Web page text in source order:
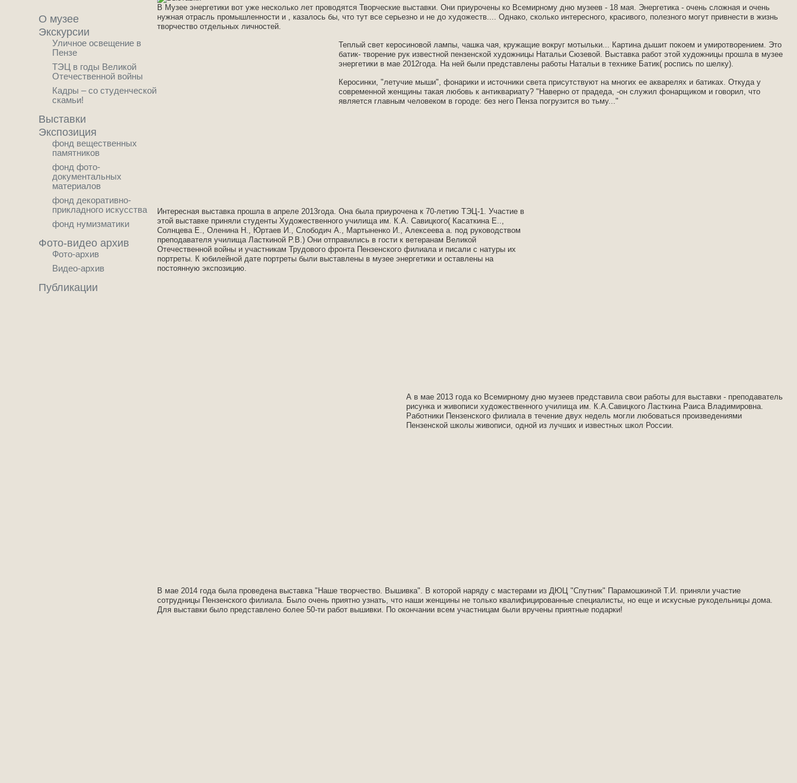
В Музее энергетики вот уже несколько лет проводятся Творческие выставки. Они приурочены ко Всемирному дню музеев - 18 мая. Энергетика - очень сложная и очень
нужная отрасль промышленности и , казалось бы, что тут все серьезно и не до художеств.... Однако, сколько интересного, красивого, полезного могут привнести в жизнь
творчество отдельных личностей.
Теплый свет керосиновой лампы, чашка чая, кружащие вокруг мотыльки... Картина дышит покоем и умиротворением. Это
батик- творение рук известной пензенской художницы Натальи Сюзевой. Выставка работ этой художницы прошла в музее
энергетики в мае 2012года. На ней были представлены работы Натальи в технике Батик( роспись по шелку).
Керосинки, "летучие мыши", фонарики и источники света присутствуют на многих ее акварелях и батиках. Откуда у
современной женщины такая любовь к антиквариату? "Наверно от прадеда, -он служил фонарщиком и говорил, что
является главным человеком в городе: без него Пенза погрузится во тьму..."
Интересная выставка прошла в апреле 2013года. Она была приурочена к 70-летию ТЭЦ-1. Участие в
этой выставке приняли студенты Художественного училища им. К.А. Савицкого( Касаткина Е..,
Солнцева Е., Оленина Н., Юртаев И., Слободич А., Мартыненко И., Алексеева а. под руководством
преподавателя училища Ласткиной Р.В.) Они отправились в гости к ветеранам Великой
Отечественной войны и участникам Трудового фронта Пензенского филиала и писали с натуры их
портреты. К юбилейной дате портреты были выставлены в музее энергетики и оставлены на
постоянную экспозицию.
А в мае 2013 года ко Всемирному дню музеев представила свои работы для выставки - преподаватель
рисунка и живописи художественного училища им. К.А.Савицкого Ласткина Раиса Владимировна.
Работники Пензенского филиала в течение двух недель могли любоваться произведениями
Пензенской школы живописи, одной из лучших и известных школ России.
В мае 2014 года была проведена выставка "Наше творчество. Вышивка". В которой наряду с мастерами из ДЮЦ "Спутник" Парамошкиной Т.И. приняли участие
сотрудницы Пензенского филиала. Было очень приятно узнать, что наши женщины не только квалифицированные специалисты, но еще и искусные рукодельницы дома.
Для выставки было представлено более 50-ти работ вышивки. По окончании всем участницам были вручены приятные подарки!
О музее
Экскурсии
Уличное освещение в
Пензе
ТЭЦ в годы Великой
Отечественной войны
Кадры – со студенческой
скамьи!
Выставки
Экспозиция
фонд вещественных
памятников
фонд фото-
документальных
материалов
фонд декоративно-
прикладного искусства
фонд нумизматики
Фото-видео архив
Фото-архив
Видео-архив
Публикации